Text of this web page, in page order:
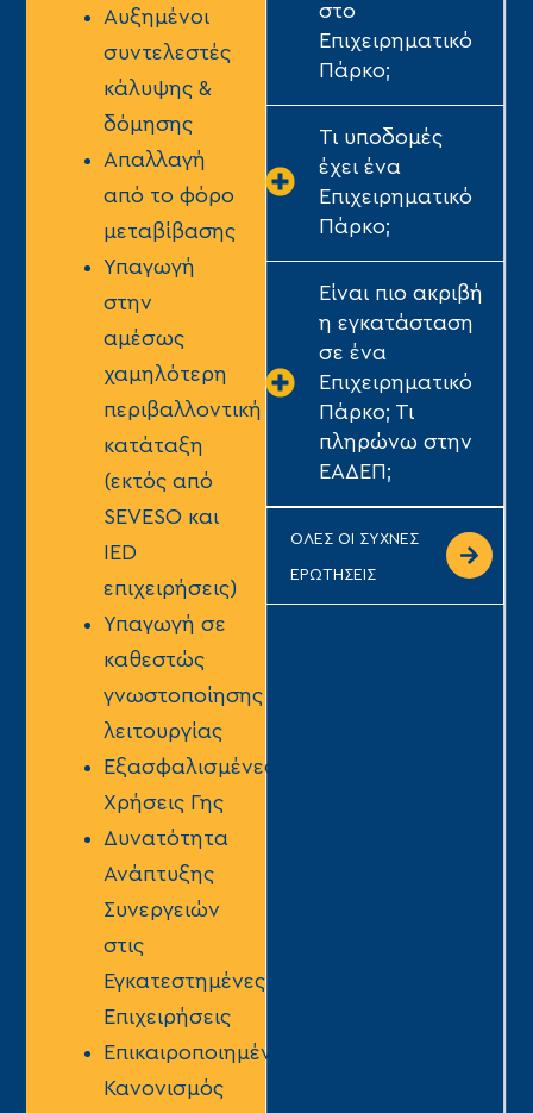
Αυξημένοι
συντελεστές
κάλυψης &
δόμησης
Απαλλαγή
από το φόρο
μεταβίβασης
Υπαγωγή
στην
αμέσως
χαμηλότερη
περιβαλλοντική
κατάταξη
(εκτός από
SEVESO και
IED
επιχειρήσεις)
Υπαγωγή σε
καθεστώς
γνωστοποίησης
λειτουργίας
Εξασφαλισμένες
Χρήσεις Γης
Δυνατότητα
Ανάπτυξης
Συνεργειών
στις
Εγκατεστημένες
Επιχειρήσεις
Επικαιροποιημένος
Κανονισμός
στο
Επιχειρηματικό
Πάρκο;
Τι υποδομές
έχει ένα
Επιχειρηματικό
Πάρκο;
Είναι πιο ακριβή
η εγκατάσταση
σε ένα
Επιχειρηματικό
Πάρκο; Τι
πληρώνω στην
ΕΑΔΕΠ;
ΟΛΕΣ ΟΙ ΣΥΧΝΕΣ
ΕΡΩΤΗΣΕΙΣ